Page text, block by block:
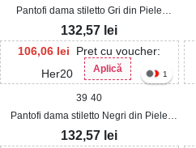
Pantofi dama stiletto Gri din Piele
Ecologica Intoarsa Zaila
106,06 lei
Pret cu voucher:
Her20
Aplică
132,57 lei
1
39 40
Pantofi dama stiletto Negri din Piele
Ecologica Intoarsa Zaila
132,57 lei